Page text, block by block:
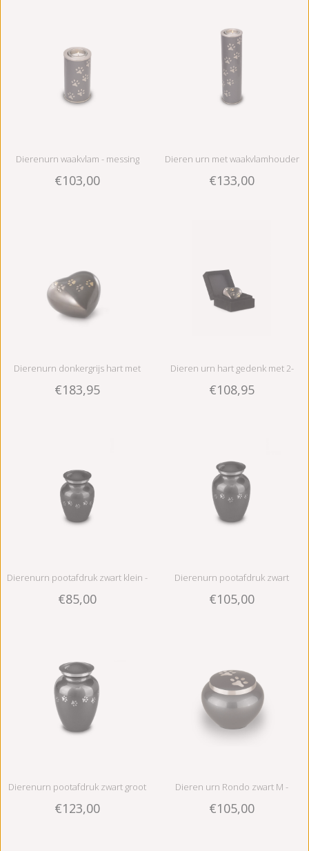
Dierenurn waakvlam - messing
€103,00
Dieren urn met waakvlamhouder
groot - messing
€133,00
Dierenurn donkergrijs hart met
goud en zilverkleurige pootafdruk
€183,95
Dieren urn hart gedenk met 2-
kleurige pootafdruk - messing
€108,95
Dierenurn pootafdruk zwart klein -
messing
€85,00
Dierenurn pootafdruk zwart
medium - messing
€105,00
Dierenurn pootafdruk zwart groot
- messing
€123,00
Dieren urn Rondo zwart M -
messing
€105,00